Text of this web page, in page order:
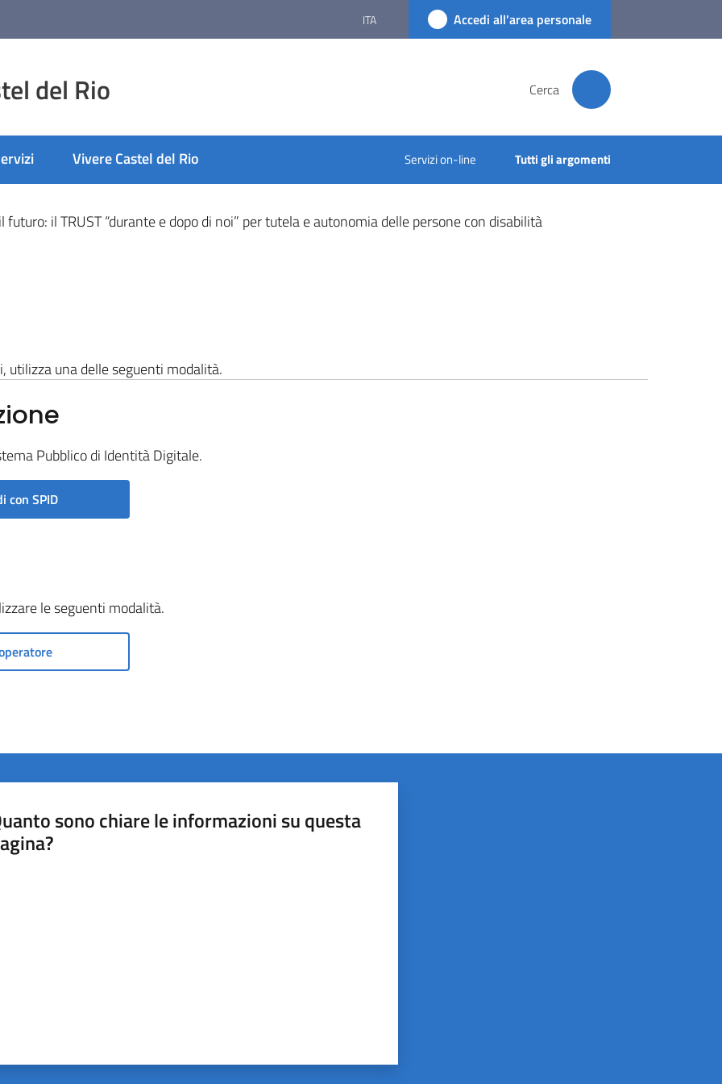
ITA Accedi all'area personale
del Rio Cerca
Vivere Castel del Rio Servizi on-line Tutti gli argomenti
futuro: il TRUST “durante e dopo di noi” per tutela e autonomia delle persone con disabilità
utilizza una delle seguenti modalità.
Pubblico di Identità Digitale.
con SPID
le seguenti modalità.
sono chiare le informazioni su questa